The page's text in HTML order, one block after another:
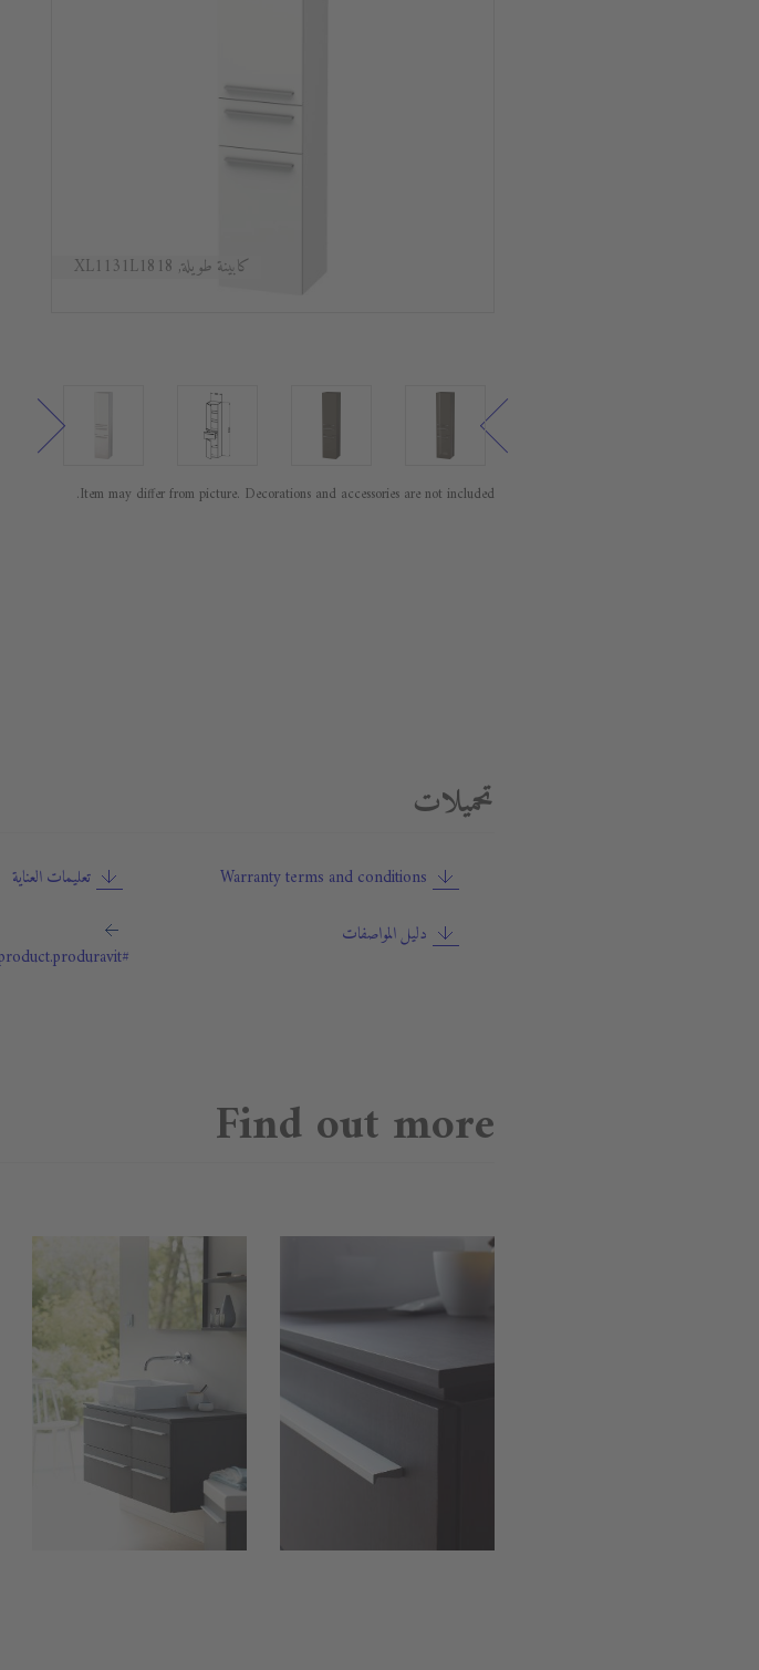
كابينة طويلة, XL1131L1818
Item may differ from picture. Decorations and accessories are not included.
تحميلات
Warranty terms and conditions تعليمات العناية
دليل المواصفات
#general.premium.product.produravit
Find out more